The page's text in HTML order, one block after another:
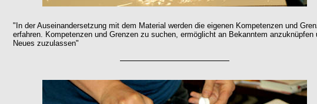
"In der Auseinandersetzung mit dem Material werden die eigenen Kompetenzen und
erfahren. Kompetenzen und Grenzen zu suchen, ermöglicht an Bekanntem anzuknüpfen
Neues zuzulassen"